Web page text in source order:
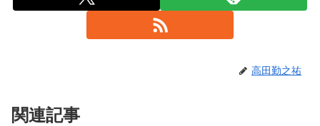
高田勤之祐
関連記事